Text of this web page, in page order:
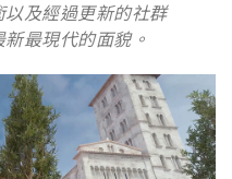
及經過更新的社群
最現代的面貌。